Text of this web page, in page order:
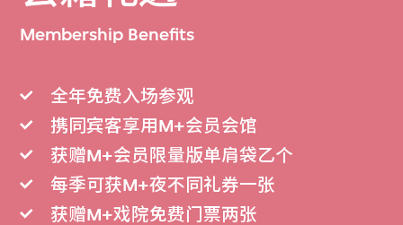
Membership Benefits
全年免费入场参观
携同宾客享用M+会员会馆
获赠M+会员限量版单肩袋乙个
每季可获M+夜不同礼券一张
获赠M+戏院免费门票两张